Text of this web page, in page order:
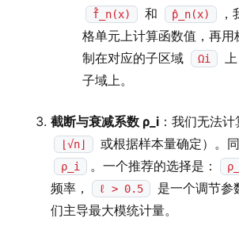
f̂_n(x) 和 p̂_n(x)
格单元上计算函数值，再
制在对应的子区域
Ωi
子域上。
截断与衰减系数 ρ_i ：我们无法
⌊√n⌋ 或根据样本量确定）。
ρ_i 。一个推荐的选择是：
频率， ℓ > 0.5
是一个调节参
们主导最大模统计量。